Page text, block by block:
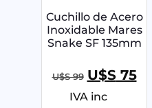
Cuchillo de Acero
Inoxidable Mares
Snake SF 135mm
U$S99 U$S75
IVA inc